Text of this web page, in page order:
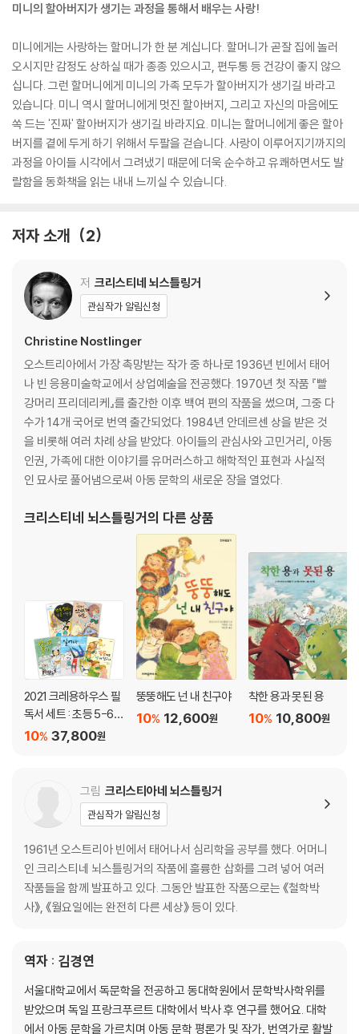
미니의 할아버지가 생기는 과정을 통해서 배우는 사랑!
미니에게는 사랑하는 할머니가 한 분 계십니다. 할머니가 곧잘 집에 놀러
오시지만 감정도 상하실 때가 종종 있으시고, 편두통 등 건강이 좋지 않으
십니다. 그런 할머니에게 미니의 가족 모두가 할아버지가 생기길 바라고
있습니다. 미니 역시 할머니에게 멋진 할아버지, 그리고 자신의 마음에도
쏙 드는 '진짜' 할아버지가 생기길 바라지요. 미니는 할머니에게 좋은 할아
버지를 곁에 두게 하기 위해서 두팔을 걷습니다. 사랑이 이루어지기까지의
과정을 아이들 시각에서 그려냈기 때문에 더욱 순수하고 유쾌하면서도 발
랄함을 동화책을 읽는 내내 느끼실 수 있습니다.
저자 소개 2
저 크리스티네 뇌스틀링거
관심작가 알림신청
Christine Nostlinger
오스트리아에서 가장 촉망받는 작가 중 하나로 1936년 빈에서 태어
나 빈 응용미술학교에서 상업예술을 전공했다. 1970년 첫 작품 『빨
강머리 프리데리케』를 출간한 이후 백여 편의 작품을 썼으며, 그중 다
수가 14개 국어로 번역 출간되었다. 1984년 안데르센 상을 받은 것
을 비롯해 여러 차례 상을 받았다. 아이들의 관심사와 고민거리, 아동
인권, 가족에 대한 이야기를 유머러스하고 해학적인 표현과 사실적
인 묘사로 풀어냄으로써 아동 문학의 새로운 장을 열었다.
크리스티네 뇌스틀링거의 다른 상품
2021 크레용하우스 필
독서 세트 : 초등 5-6학
년
37,800원
10%
뚱뚱해도 넌 내 친구야
12,600원
10%
착한 용과 못된 용
10,800원
10%
그림 크리스티아네 뇌스틀링거
관심작가 알림신청
1961년 오스트리아 빈에서 태어나서 심리학을 공부를 했다. 어머니
인 크리스티네 뇌스틀링거의 작품에 훌륭한 삽화를 그려 넣어 여러
작품들을 함께 발표하고 있다. 그동안 발표한 작품으로는 《철학박
사》, 《월요일에는 완전히 다른 세상》 등이 있다.
역자 : 김경연
서울대학교에서 독문학을 전공하고 동대학원에서 문학박사학위를
받았으며 독일 프랑크푸르트 대학에서 박사 후 연구를 했어요. 대학
에서 아동 문학을 가르치며 아동 문학 평론가 및 작가, 번역가로 활발